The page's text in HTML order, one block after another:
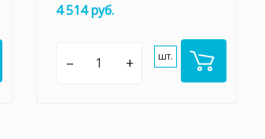
4 514 руб.
– + шт.